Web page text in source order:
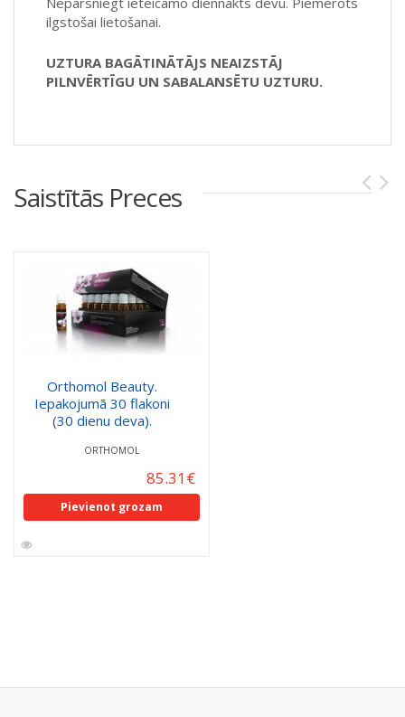
ilgstošai lietošanai.
UZTURA BAGĀTINĀTĀJS NEAIZSTĀJ
PILNVĒRTĪGU UN SABALANSĒTU UZTURU.
Saistītās Preces
Orthomol Beauty.
Iepakojumā 30 flakoni
(30 dienu deva).
ORTHOMOL
85.31€
Pievienot grozam